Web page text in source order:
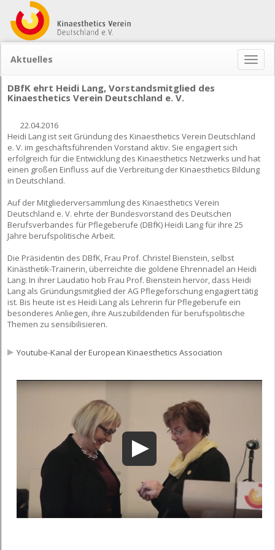
Aktuelles
ein-/
DBfK ehrt Heidi Lang, Vorstandsmitglied des
Kinaesthetics Verein Deutschland e. V.
22.04.2016
Heidi Lang ist seit Gründung des Kinaesthetics Verein Deutschland
e. V. im geschäftsführenden Vorstand aktiv. Sie engagiert sich
erfolgreich für die Entwicklung des Kinaesthetics Netzwerks und hat
einen großen Einfluss auf die Verbreitung der Kinaesthetics Bildung
in Deutschland.
Auf der Mitgliederversammlung des Kinaesthetics Verein
Deutschland e. V. ehrte der Bundesvorstand des Deutschen
Berufsverbandes für Pflegeberufe (DBfK) Heidi Lang für ihre 25
Jahre berufspolitische Arbeit.
Die Präsidentin des DBfK, Frau Prof. Christel Bienstein, selbst
Kinästhetik-Trainerin, überreichte die goldene Ehrennadel an Heidi
Lang. In ihrer Laudatio hob Frau Prof. Bienstein hervor, dass Heidi
Lang als Gründungsmitglied der AG Pflegeforschung engagiert tätig
ist. Bis heute ist es Heidi Lang als Lehrerin für Pflegeberufe ein
besonderes Anliegen, ihre Auszubildenden für berufspolitische
Themen zu sensibilisieren.
Youtube-Kanal der European Kinaesthetics Association